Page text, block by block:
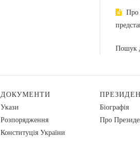
Про
Пошук
ДОКУМЕНТИ
Укази
Розпорядження
Конституція України
Біографія
Про